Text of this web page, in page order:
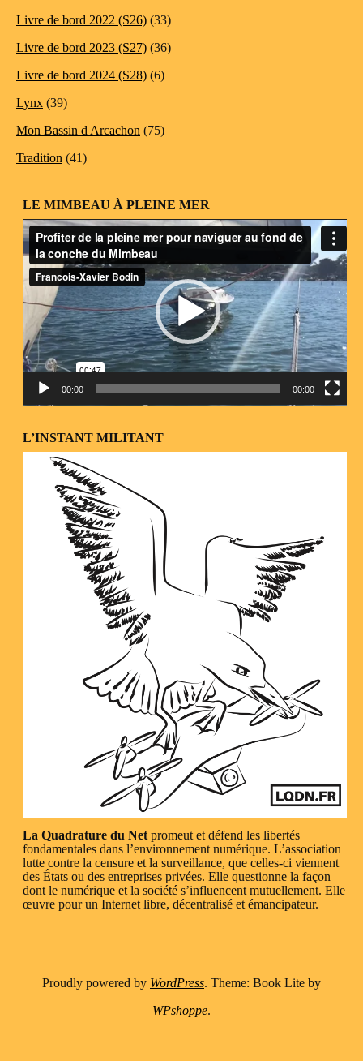
Livre de bord 2022 (S26) (33)
Livre de bord 2023 (S27) (36)
Livre de bord 2024 (S28) (6)
Lynx (39)
Mon Bassin d Arcachon (75)
Tradition (41)
LE MIMBEAU À PLEINE MER
Lecteur
vidéo
00:00 00:00
L’INSTANT MILITANT
La Quadrature du Net promeut et défend les libertés
fondamentales dans l’environnement numérique. L’association
lutte contre la censure et la surveillance, que celles-ci viennent
des États ou des entreprises privées. Elle questionne la façon
dont le numérique et la société s’influencent mutuellement. Elle
œuvre pour un Internet libre, décentralisé et émancipateur.
Proudly powered by WordPress. Theme: Book Lite by
WPshoppe.